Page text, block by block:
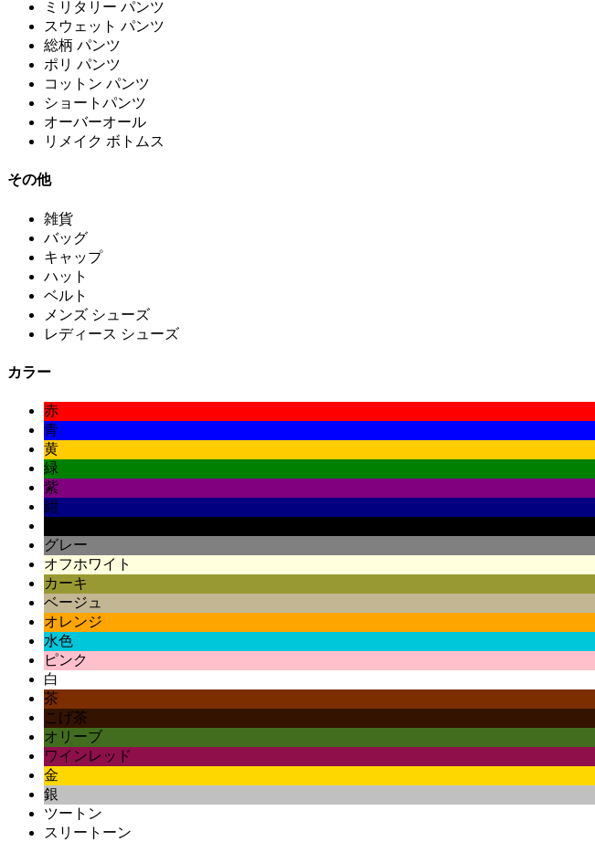
ミリタリー パンツ
スウェット パンツ
総柄 パンツ
ポリ パンツ
コットン パンツ
ショートパンツ
オーバーオール
リメイク ボトムス
その他
雑貨
バッグ
キャップ
ハット
ベルト
メンズ シューズ
レディース シューズ
カラー
赤
青
黄
緑
紫
紺
グレー
オフホワイト
カーキ
ベージュ
オレンジ
水色
ピンク
白
茶
こげ茶
オリーブ
ワインレッド
金
銀
ツートン
スリートーン